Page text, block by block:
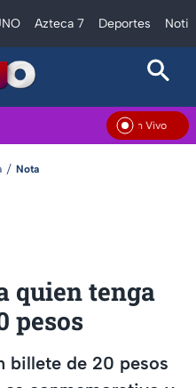
Azteca 7 Deportes
En Vivo
Nota
quien tenga
pesos
billete de 20 pesos